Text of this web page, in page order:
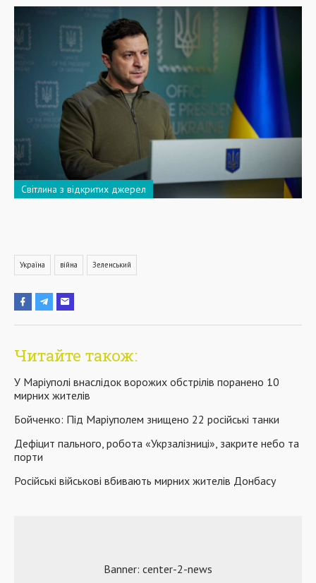
Світлина з відкритих джерел
Україна війна Зеленський
Читайте також:
У Маріуполі внаслідок ворожих обстрілів поранено 10
мирних жителів
Бойченко: Під Маріуполем знищено 22 російські танки
Дефіцит пального, робота «Укрзалізниці», закрите небо та
порти
Російські військові вбивають мирних жителів Донбасу